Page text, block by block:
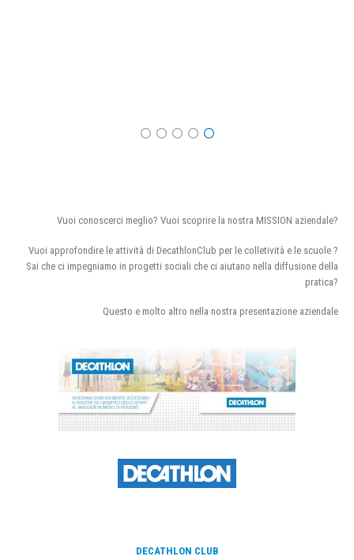
Vuoi conoscerci meglio? Vuoi scoprire la nostra MISSION aziendale?
Vuoi approfondire le attività di DecathlonClub per le colletività e le scuole ?
Sai che ci impegniamo in progetti sociali che ci aiutano nella diffusione della
pratica?
Questo e molto altro nella nostra presentazione aziendale
DECATHLON CLUB